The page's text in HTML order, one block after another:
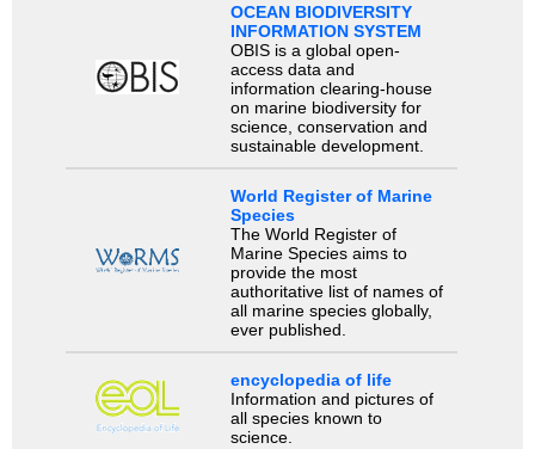
OCEAN BIODIVERSITY
INFORMATION SYSTEM
OBIS is a global open-
access data and
information clearing-house
on marine biodiversity for
science, conservation and
sustainable development.
World Register of Marine
Species
The World Register of
Marine Species aims to
provide the most
authoritative list of names of
all marine species globally,
ever published.
encyclopedia of life
Information and pictures of
all species known to
science.